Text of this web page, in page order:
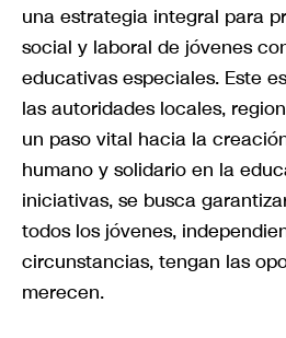
una estrategia integral para
social y laboral de jóvenes
educativas especiales. Este
las autoridades locales,
un paso vital hacia la
humano y solidario en la
iniciativas, se busca
todos los jóvenes,
circunstancias, tengan las
merecen.